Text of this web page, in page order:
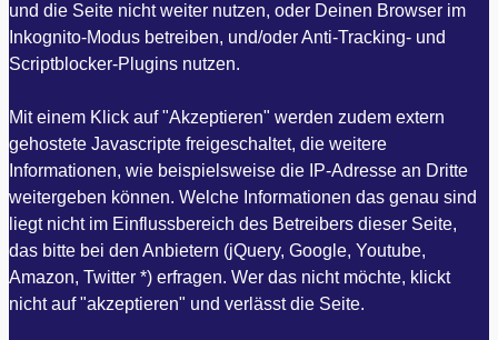
und die Seite nicht weiter nutzen, oder Deinen Browser im
Inkognito-Modus betreiben, und/oder Anti-Tracking- und
Scriptblocker-Plugins nutzen.
Mit einem Klick auf "Akzeptieren" werden zudem extern
gehostete Javascripte freigeschaltet, die weitere
Informationen, wie beispielsweise die IP-Adresse an Dritte
weitergeben können. Welche Informationen das genau sind
liegt nicht im Einflussbereich des Betreibers dieser Seite,
das bitte bei den Anbietern (jQuery, Google, Youtube,
Amazon, Twitter *) erfragen. Wer das nicht möchte, klickt
nicht auf "akzeptieren" und verlässt die Seite.